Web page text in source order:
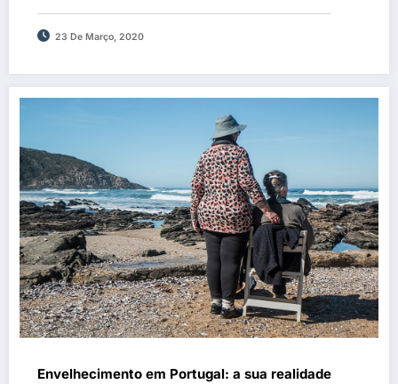
23 De Março, 2020
Envelhecimento em Portugal: a sua realidade